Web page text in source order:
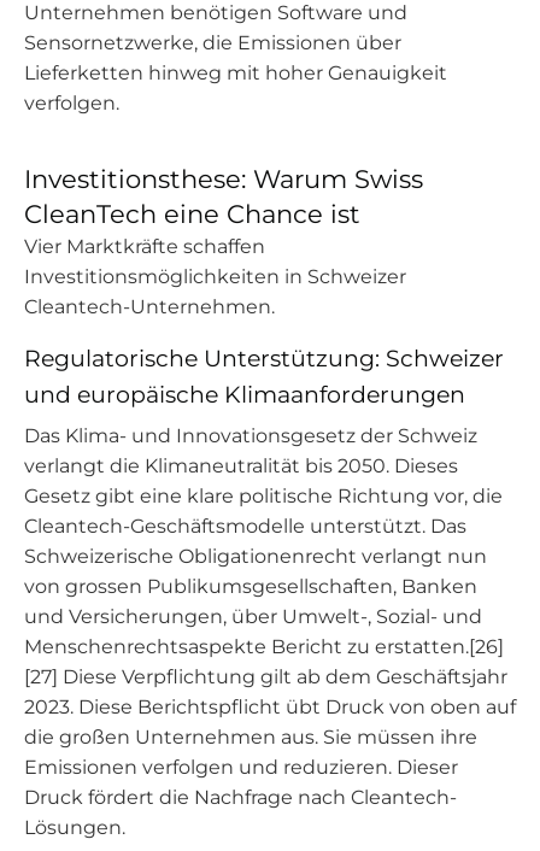
Unternehmen benötigen Software und
Sensornetzwerke, die Emissionen über
Lieferketten hinweg mit hoher Genauigkeit
verfolgen.
Investitionsthese: Warum Swiss
CleanTech eine Chance ist
Vier Marktkräfte schaffen
Investitionsmöglichkeiten in Schweizer
Cleantech-Unternehmen.
Regulatorische Unterstützung: Schweizer
und europäische Klimaanforderungen
Das Klima- und Innovationsgesetz der Schweiz
verlangt die Klimaneutralität bis 2050. Dieses
Gesetz gibt eine klare politische Richtung vor, die
Cleantech-Geschäftsmodelle unterstützt. Das
Schweizerische Obligationenrecht verlangt nun
von grossen Publikumsgesellschaften, Banken
und Versicherungen, über Umwelt-, Sozial- und
Menschenrechtsaspekte Bericht zu erstatten.[26]
[27] Diese Verpflichtung gilt ab dem Geschäftsjahr
2023. Diese Berichtspflicht übt Druck von oben auf
die großen Unternehmen aus. Sie müssen ihre
Emissionen verfolgen und reduzieren. Dieser
Druck fördert die Nachfrage nach Cleantech-
Lösungen.